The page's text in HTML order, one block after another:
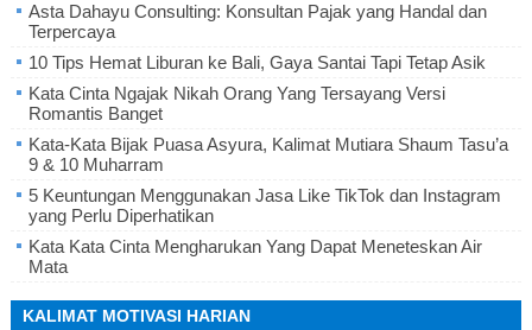
Asta Dahayu Consulting: Konsultan Pajak yang Handal dan
Terpercaya
10 Tips Hemat Liburan ke Bali, Gaya Santai Tapi Tetap Asik
Kata Cinta Ngajak Nikah Orang Yang Tersayang Versi
Romantis Banget
Kata-Kata Bijak Puasa Asyura, Kalimat Mutiara Shaum Tasu’a
9 & 10 Muharram
5 Keuntungan Menggunakan Jasa Like TikTok dan Instagram
yang Perlu Diperhatikan
Kata Kata Cinta Mengharukan Yang Dapat Meneteskan Air
Mata
KALIMAT MOTIVASI HARIAN